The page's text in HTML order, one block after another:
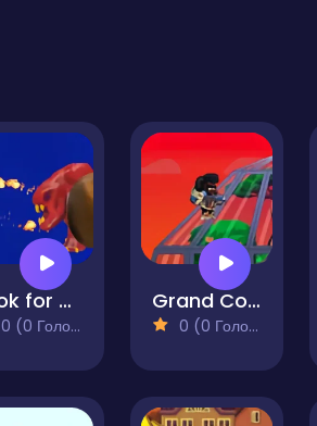
Look for Boss
0 (0 Голосів)
Grand Commander
0 (0 Голосів)